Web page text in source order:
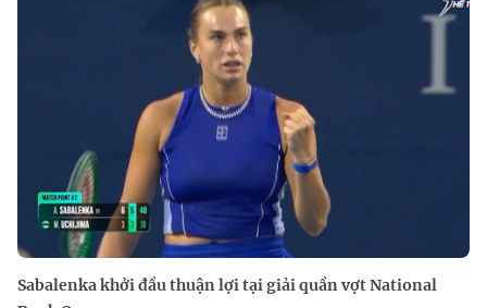
Sabalenka khởi đầu thuận lợi tại giải quần vợt National